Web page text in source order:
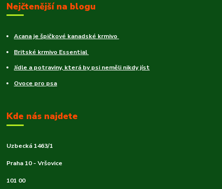
Nejčtenější na blogu
Acana je špičkové kanadské krmivo
Britské krmivo Essential
Jídle a potraviny, která by psi neměli nikdy jíst
Ovoce pro psa
Kde nás najdete
Uzbecká 1463/1
Praha 10 - Vršovice
101 00